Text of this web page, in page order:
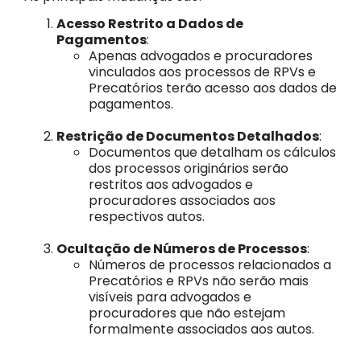
Acesso Restrito a Dados de
Pagamentos:
Apenas advogados e procuradores
vinculados aos processos de RPVs e
Precatórios terão acesso aos dados de
pagamentos.
Restrição de Documentos Detalhados:
Documentos que detalham os cálculos
dos processos originários serão
restritos aos advogados e
procuradores associados aos
respectivos autos.
Ocultação de Números de Processos:
Números de processos relacionados a
Precatórios e RPVs não serão mais
visíveis para advogados e
procuradores que não estejam
formalmente associados aos autos.